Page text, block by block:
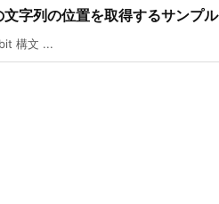
字列の位置を取得するサンプル
構文 ...